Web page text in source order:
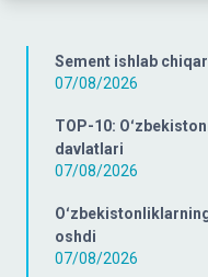
Sement ishlab
07/08/2026
TOP-10:
davlatlari
07/08/2026
oshdi
07/08/2026